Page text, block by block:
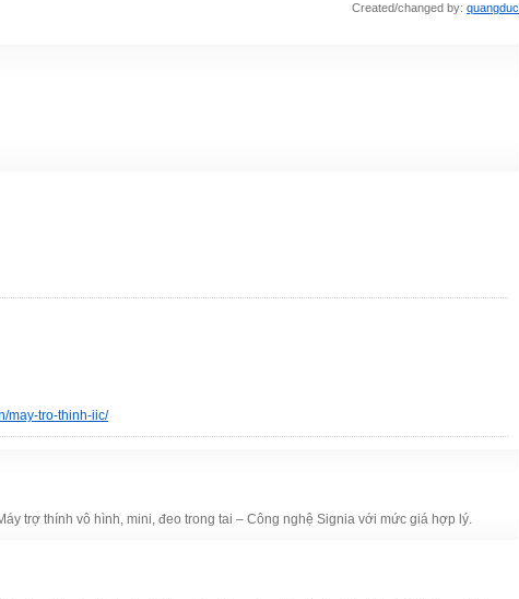
Created/changed by: quangduc
may-tro-thinh-iic/
trợ thính vô hình, mini, đeo trong tai – Công nghệ Signia với mức giá hợp lý.